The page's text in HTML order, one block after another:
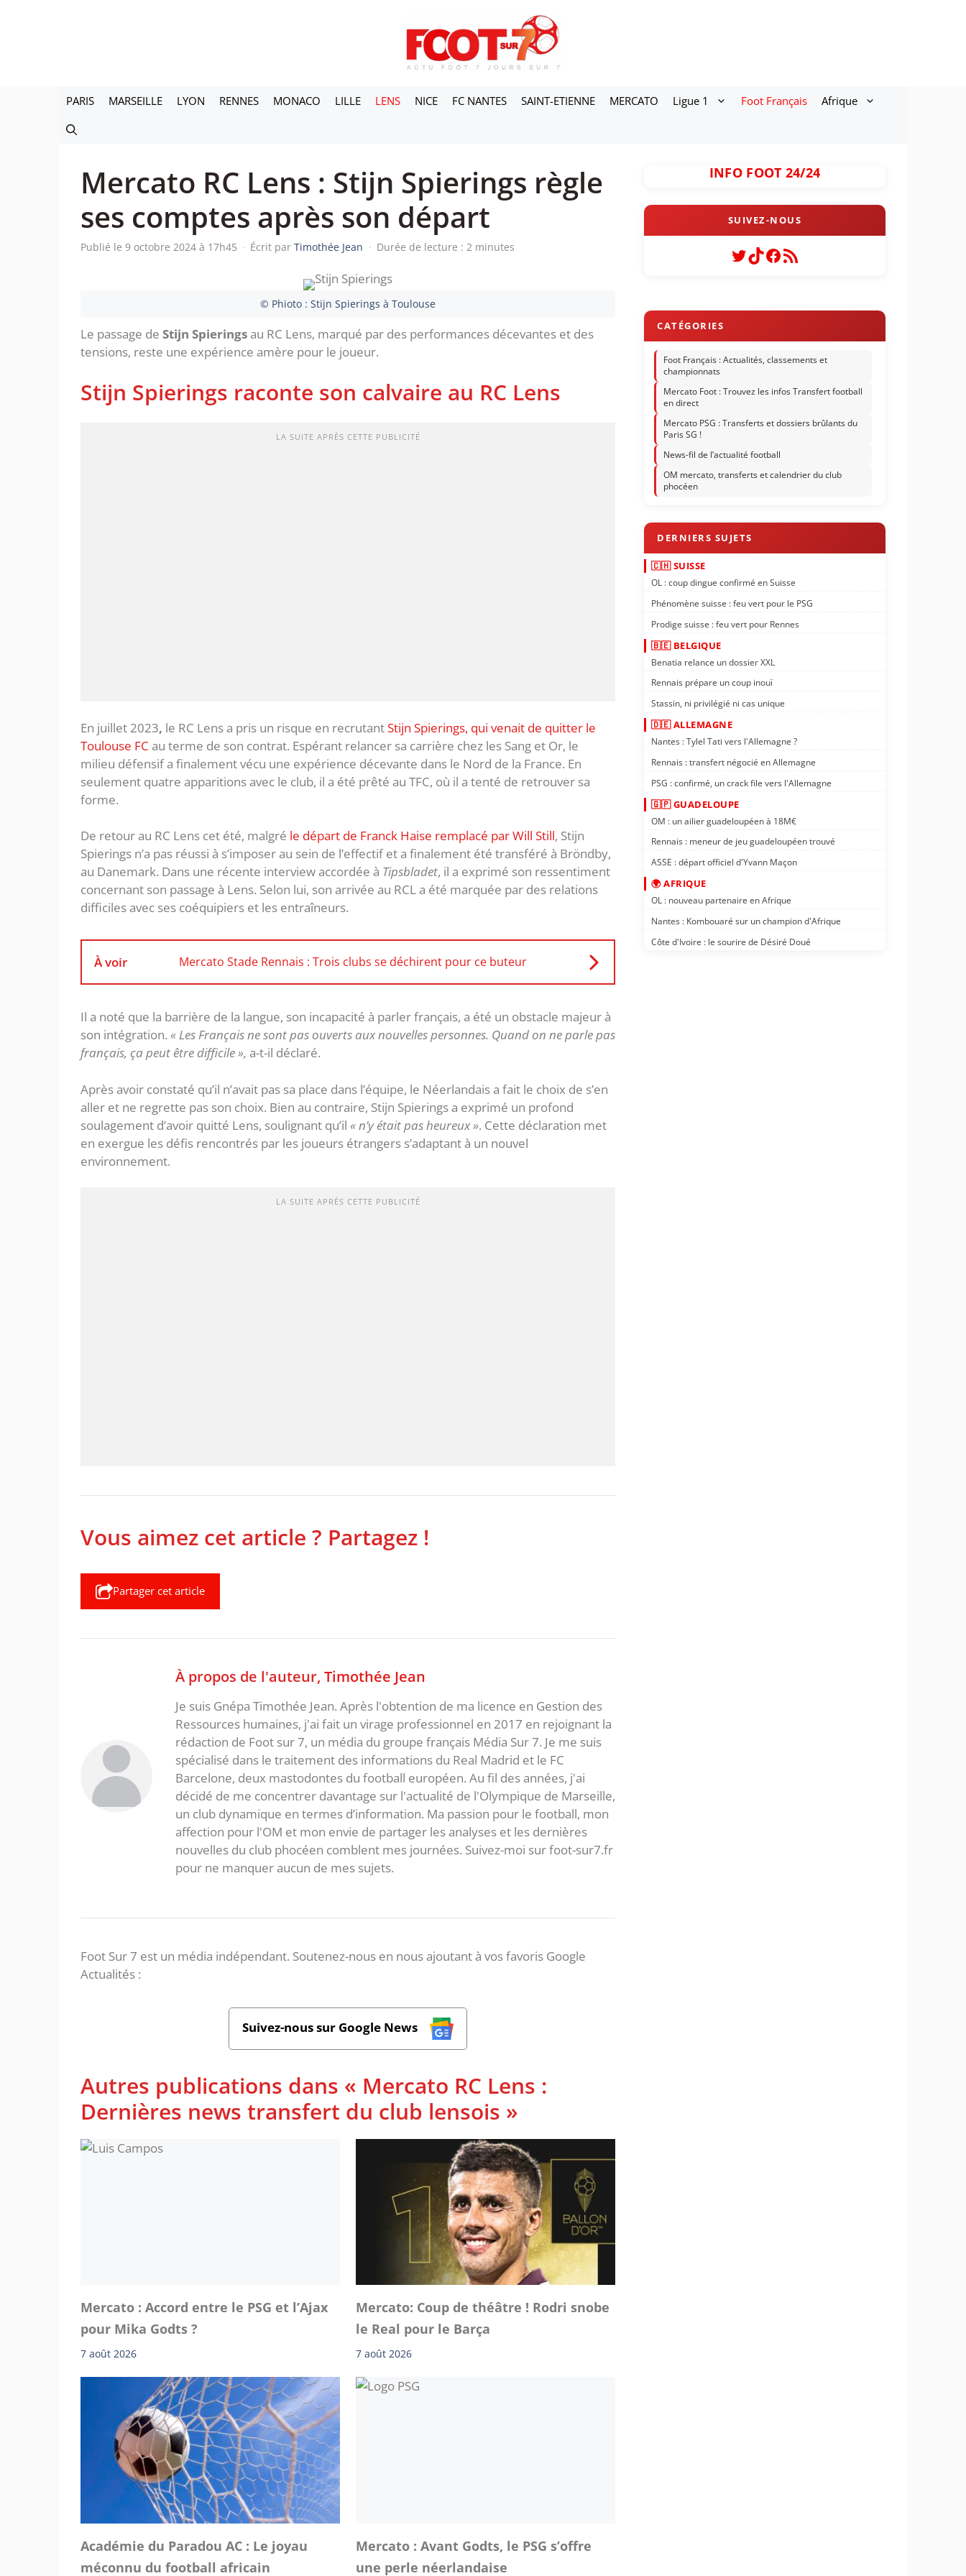
PARIS MARSEILLE LYON RENNES MONACO LILLE LENS NICE FC NANTES SAINT-ETIENNE MERCATO Ligue 1 Foot Français Afrique
Mercato RC Lens : Stijn Spierings règle
ses comptes après son départ
Publié le 9 octobre 2024 à 17h45 · Écrit parTimothée Jean · Durée de lecture : 2 minutes
© Phioto : Stijn Spierings à Toulouse
Le passage de Stijn Spieringsau RC Lens, marqué par des performances décevantes et des
tensions, reste une expérience amère pour le joueur.
Stijn Spierings raconte son calvaire au RC Lens
LA SUITE APRÈS CETTE PUBLICITÉ
En juillet 2023, le RC Lens a pris un risque en recrutantStijn Spierings, qui venait de quitter le
Toulouse FC au terme de son contrat. Espérant relancer sa carrière chez les Sang et Or, le
milieu défensif a finalement vécu une expérience décevante dans le Nord de la France. En
seulement quatre apparitions avec le club, il a été prêté au TFC, où il a tenté de retrouver sa
forme.
De retour au RC Lens cet été, malgré le départ de Franck Haise remplacé par Will Still, Stijn
Spierings n’a pas réussi à s’imposer au sein de l’effectif et a finalement été transféré à Bröndby,
au Danemark. Dans une récente interview accordée à Tipsbladet, il a exprimé son ressentiment
concernant son passage à Lens. Selon lui, son arrivée au RCL a été marquée par des relations
difficiles avec ses coéquipiers et les entraîneurs.
À voir Mercato Stade Rennais : Trois clubs se déchirent pour ce buteur
Il a noté que la barrière de la langue, son incapacité à parler français, a été un obstacle majeur à
son intégration. « Les Français ne sont pas ouverts aux nouvelles personnes. Quand on ne parle pas
français, ça peut être difficile », a-t-il déclaré.
Après avoir constaté qu’il n’avait pas sa place dans l’équipe, le Néerlandais a fait le choix de s’en
aller et ne regrette pas son choix. Bien au contraire, Stijn Spierings a exprimé un profond
soulagement d’avoir quitté Lens, soulignant qu’il « n’y était pas heureux ». Cette déclaration met
en exergue les défis rencontrés par les joueurs étrangers s’adaptant à un nouvel
environnement.
LA SUITE APRÈS CETTE PUBLICITÉ
Vous aimez cet article ? Partagez !
Partager cet article
À propos de l'auteur, Timothée Jean
Je suis Gnépa Timothée Jean. Après l'obtention de ma licence en Gestion des
Ressources humaines, j'ai fait un virage professionnel en 2017 en rejoignant la
rédaction de Foot sur 7, un média du groupe français Média Sur 7. Je me suis
spécialisé dans le traitement des informations du Real Madrid et le FC
Barcelone, deux mastodontes du football européen. Au fil des années, j'ai
décidé de me concentrer davantage sur l'actualité de l'Olympique de Marseille,
un club dynamique en termes d’information. Ma passion pour le football, mon
affection pour l'OM et mon envie de partager les analyses et les dernières
nouvelles du club phocéen comblent mes journées. Suivez-moi sur foot-sur7.fr
pour ne manquer aucun de mes sujets.
Foot Sur 7 est un média indépendant. Soutenez-nous en nous ajoutant à vos favoris Google
Actualités :
Suivez-nous sur Google News
Autres publications dans « Mercato RC Lens :
Dernières news transfert du club lensois »
Mercato : Accord entre le PSG et l’Ajax
pour Mika Godts ?
7 août 2026
Mercato: Coup de théâtre ! Rodri snobe
le Real pour le Barça
7 août 2026
Académie du Paradou AC : Le joyau
méconnu du football africain
Mercato : Avant Godts, le PSG s’offre
une perle néerlandaise
INFO FOOT 24/24
Twitter
TikTok
Facebook
Flux RSS
Foot Français : Actualités, classements et
championnats
Mercato Foot : Trouvez les infos Transfert football
en direct
Mercato PSG : Transferts et dossiers brûlants du
Paris SG !
News-fil de l’actualité football
OM mercato, transferts et calendrier du club
phocéen
🇨🇭 SUISSE
OL : coup dingue confirmé en Suisse
Phénomène suisse : feu vert pour le PSG
Prodige suisse : feu vert pour Rennes
🇧🇪 BELGIQUE
Benatia relance un dossier XXL
Rennais prépare un coup inouï
Stassin, ni privilégié ni cas unique
🇩🇪 ALLEMAGNE
Nantes : Tylel Tati vers l'Allemagne ?
Rennais : transfert négocié en Allemagne
PSG : confirmé, un crack file vers l'Allemagne
🇬🇵 GUADELOUPE
OM : un ailier guadeloupéen à 18M€
Rennais : meneur de jeu guadeloupéen trouvé
ASSE : départ officiel d'Yvann Maçon
🌍 AFRIQUE
OL : nouveau partenaire en Afrique
Nantes : Kombouaré sur un champion d'Afrique
Côte d'Ivoire : le sourire de Désiré Doué